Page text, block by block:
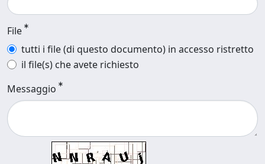
File
tutti i file (di questo documento) in accesso ristretto
il file(s) che avete richiesto
Messaggio